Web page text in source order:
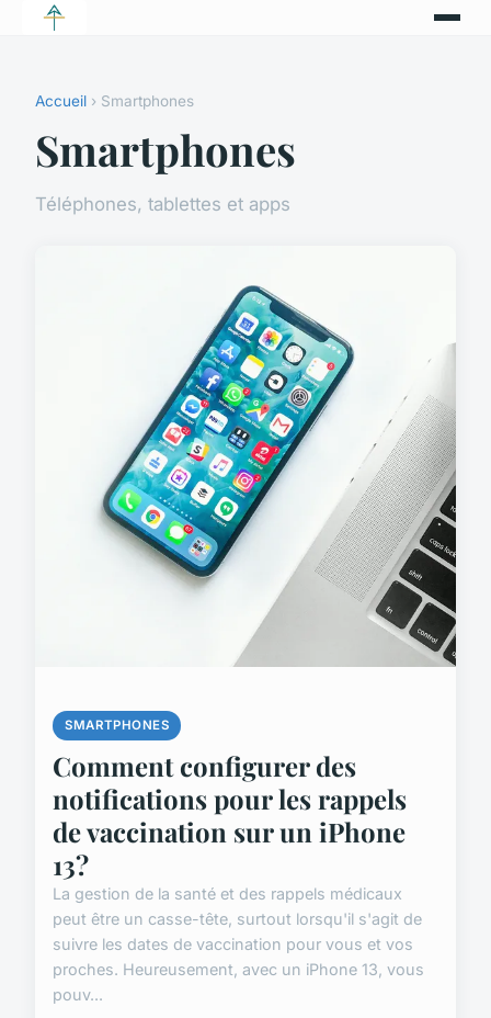
Accueil › Smartphones
Smartphones
Téléphones, tablettes et apps
SMARTPHONES
Comment configurer des
notifications pour les rappels
de vaccination sur un iPhone
13?
La gestion de la santé et des rappels médicaux
peut être un casse-tête, surtout lorsqu'il s'agit de
suivre les dates de vaccination pour vous et vos
proches. Heureusement, avec un iPhone 13, vous
pouv...